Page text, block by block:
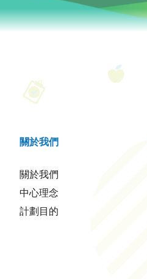
關於我們
關於我們
中心理念
計劃目的